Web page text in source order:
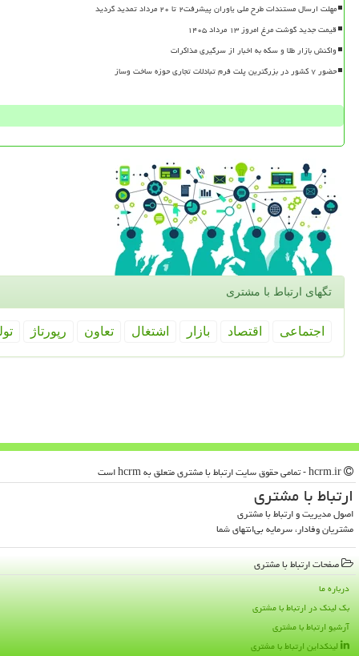
مهلت ارسال مستندات طرح ملی یاوران پیشرفت۲ تا ۲۰ مرداد تمدید گردید
قیمت جدید گوشت مرغ امروز ۱۳ مرداد ۱۴۰۵
واکنش بازار طلا و سکه به اخبار از سرگیری مذاکرات
حضور ۷ کشور در بزرگترین پلت فرم تبادلات تجاری حوزه ساخت وساز
تگهای ارتباط با مشتری
اجتماعی اقتصاد بازار اشتغال تعاون رپورتاژ
ارتباط با مشتری
اصول مدیریت و ارتباط با مشتری
مشتریان وفادار، سرمایه بی‌انتهای شما
صفحات ارتباط با مشتری
درباره ما
بک لینک در ارتباط با مشتری
آرشیو ارتباط با مشتری
لینکداین ارتباط با مشتری